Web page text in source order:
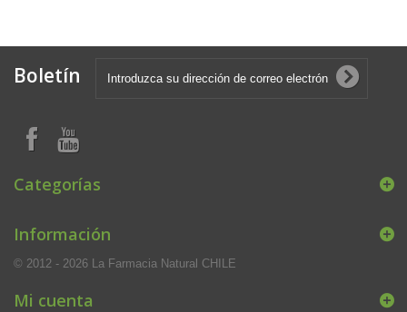
Boletín
Categorías
Información
© 2012 - 2026 La Farmacia Natural CHILE
Mi cuenta